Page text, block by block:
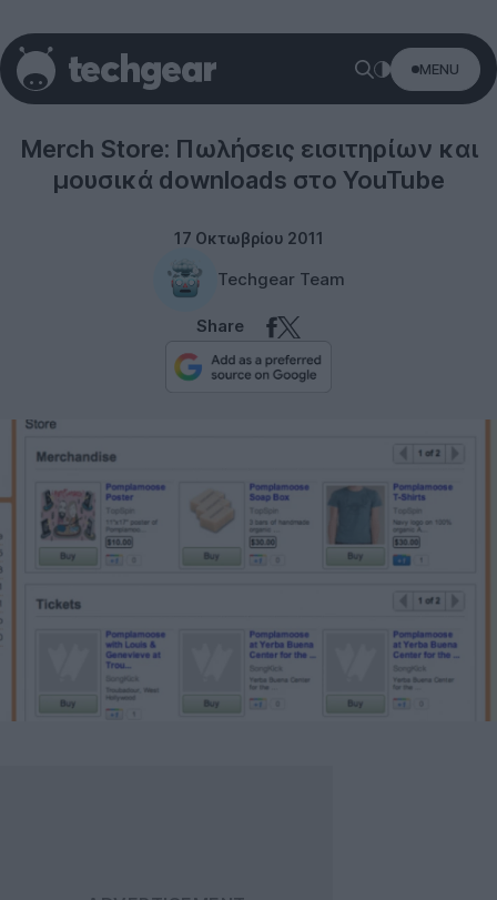
MENU
Merch Store: Πωλήσεις εισιτηρίων και
μουσικά downloads στο YouTube
17 Οκτωβρίου 2011
Techgear Team
Share